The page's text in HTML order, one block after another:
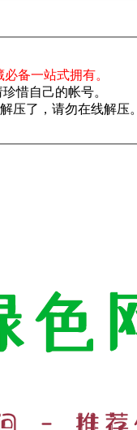
备一站式拥有。
惜自己的帐号。
压了，请勿在线解压。